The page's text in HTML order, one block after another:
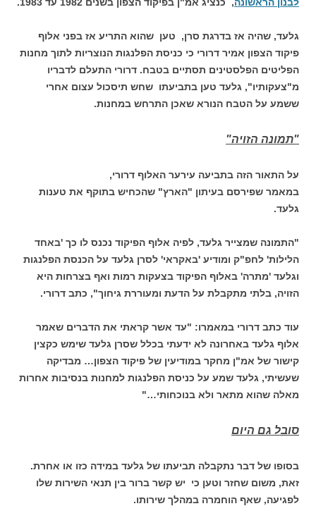
גלעד, שהיה אז בדרגת סרן, טען שהוא התריע אז בפני אלוף
פיקוד הצפון אמיר דרורי כי כניסת הפלנגות הנוצריות לתוך מחנות
הפליטים הפלסטינים תסתיים בטבח. דרורי התעלם לדבריו
מ"צעקותיו", גלעד טען בתביעתו שחש תיסכול עצום אחרי
ששמע על הטבח הנורא שאכן התרחש במחנות.
"תמונה הזויה"
על התאור הזה בתביעה עירער האלוף דרורי,
במאמר שפירסם בעיתון "הארץ" שהכחיש בתוקף את טענות
גלעד.
"התמונה שמצייר גלעד, לפיה אלוף הפיקוד נכנס לו כך 'באחד
הלילות' לחפ"ק ומודיע 'באקראי' לסרן גלעד על הכנסת הפלנגות
וגלעד 'מתרה' באלוף הפיקוד בצעקות רמות ואף בצרחות היא
הזויה, בלתי מתקבלת על הדעת ומעוררת גיחוך", כתב דרורי.
עוד כתב דרורי במאמרו: "עד אשר קראתי את הדברים שאמר
אלוף גלעד באחרונה לא ידעתי בכלל שסרן גלעד שימש כקצין
קישור של אמ"ן מחקר במודיעין של פיקוד הצפון… מבדיקה
שעשיתי, גלעד שמע על כניסת הפלנגות למחנות בנסיבות אחרות
מאלה שהוא מתאר ולא בנוכחותי…"
סובל גם היום
בסופו של דבר נתקבלה תביעתו של גלעד במידה כזו או אחרת.
זאת, משום שחזר וטען כי יש קשר ברור בין תנאי השירות שלו
לפגיעה, שאף הוחמרה במהלך שירותו.